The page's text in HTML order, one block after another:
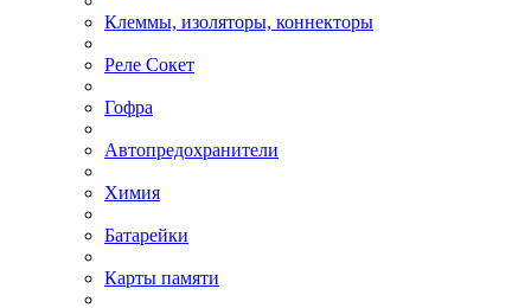
Клеммы, изоляторы, коннекторы
Реле Сокет
Гофра
Автопредохранители
Химия
Батарейки
Карты памяти